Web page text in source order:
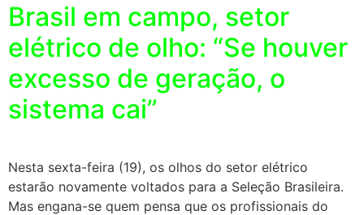
Brasil em campo, setor
elétrico de olho: “Se houver
excesso de geração, o
sistema cai”
Nesta sexta-feira (19), os olhos do setor elétrico
estarão novamente voltados para a Seleção Brasileira.
Mas engana-se quem pensa que os profissionais do